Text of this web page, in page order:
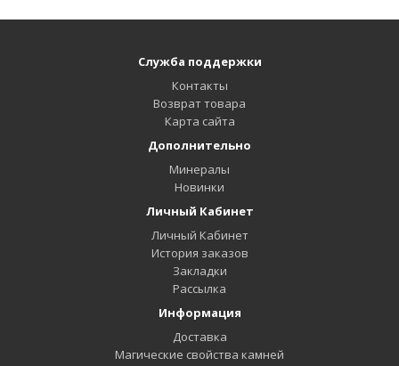
Служба поддержки
Контакты
Возврат товара
Карта сайта
Дополнительно
Минералы
Новинки
Личный Кабинет
Личный Кабинет
История заказов
Закладки
Рассылка
Информация
Доставка
Магические свойства камней